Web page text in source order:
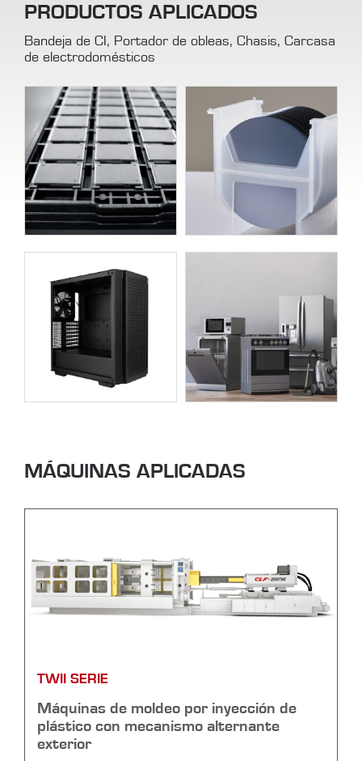
PRODUCTOS APLICADOS
Bandeja de CI, Portador de obleas, Chasis, Carcasa
de electrodomésticos
MÁQUINAS APLICADAS
TWII SERIE
Máquinas de moldeo por inyección de
plástico con mecanismo alternante
exterior